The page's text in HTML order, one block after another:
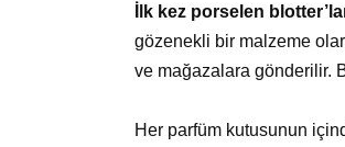
İlk kez porselen
gözenekli bir malzeme
ve mağazalara gönderilir.
Her parfüm kutusunun